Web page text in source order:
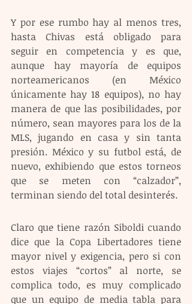
Y por ese rumbo hay al menos tres,
hasta Chivas está obligado para
seguir en competencia y es que,
aunque hay mayoría de equipos
norteamericanos (en México
únicamente hay 18 equipos), no hay
manera de que las posibilidades, por
número, sean mayores para los de la
MLS, jugando en casa y sin tanta
presión. México y su futbol está, de
nuevo, exhibiendo que estos torneos
que se meten con “calzador”,
terminan siendo del total desinterés.
Claro que tiene razón Siboldi cuando
dice que la Copa Libertadores tiene
mayor nivel y exigencia, pero si con
estos viajes “cortos” al norte, se
complica todo, es muy complicado
que un equipo de media tabla para